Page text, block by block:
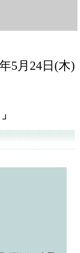
5月24日(木)